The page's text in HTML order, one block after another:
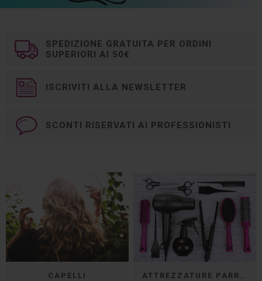
SPEDIZIONE GRATUITA PER ORDINI
SUPERIORI AI 50€
ISCRIVITI ALLA NEWSLETTER
SCONTI RISERVATI AI PROFESSIONISTI
CAPELLI ATTREZZATURE PARRUCCHIERI